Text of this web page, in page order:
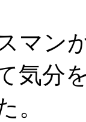
マン
気分
。